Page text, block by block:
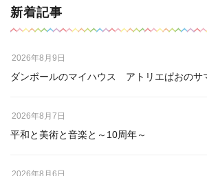
新着記事
ダンボールのマイハウス アトリエぱおのサ
2026年8月9日
平和と美術と音楽と～10周年～
2026年8月7日
2026年8月6日